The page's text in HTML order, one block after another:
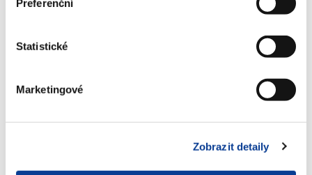
Preferenční
Statistické
Marketingové
Zobrazit detaily
Doporučeno424 ×
Ministerstvo financí ČR
Telefon +420 257 041 111